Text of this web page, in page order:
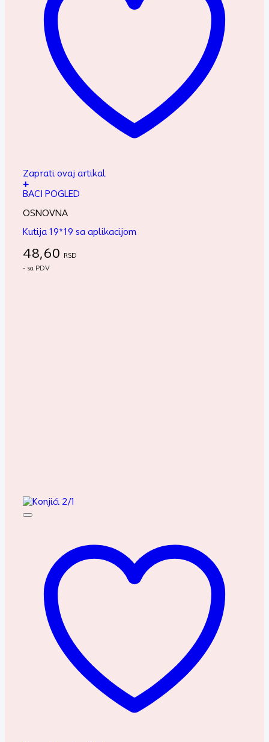
Zaprati ovaj artikal
+
BACI POGLED
OSNOVNA
Kutija 19*19 sa aplikacijom
48,60 RSD
- sa PDV